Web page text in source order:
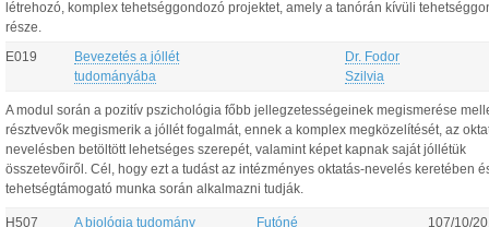
létrehozó, komplex tehetséggondozó projektet, amely a tanórán kívüli
része.
E019
Bevezetés a jóllét
tudományába
Dr. Fodor
Szilvia
A modul során a pozitív pszichológia főbb jellegzetességeinek megismerése
résztvevők megismerik a jóllét fogalmát, ennek a komplex megközelítését, az
nevelésben betöltött lehetséges szerepét, valamint képet kapnak saját jóllétük
összetevőiről. Cél, hogy ezt a tudást az intézményes oktatás-nevelés keretében
tehetségtámogató munka során alkalmazni tudják.
H507
A biológia tudomány
Futóné
107/10/